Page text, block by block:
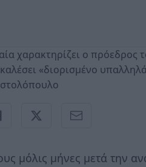
χαρακτηρίζει ο πρόεδρος
«διορισμένο
μόλις μήνες μετά την